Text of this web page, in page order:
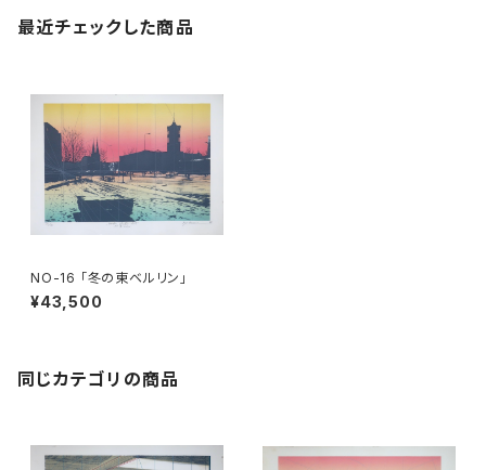
最近チェックした商品
NO-16 「冬の東ベルリン」
¥43,500
同じカテゴリの商品